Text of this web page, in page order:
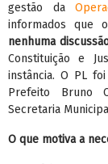
gestão da
informados que
nenhuma
Constituição e
instância. O PL
Prefeito Bruno
Secretaria
O que motiva a